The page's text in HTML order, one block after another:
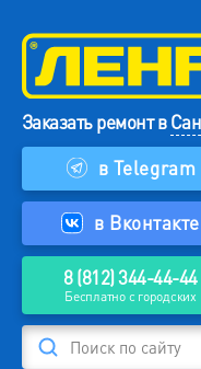
Заказать ремонт в
в Telegram
в Вконтакте
8 (812) 344-44-44
Бесплатно с городских
Поиск по сайту